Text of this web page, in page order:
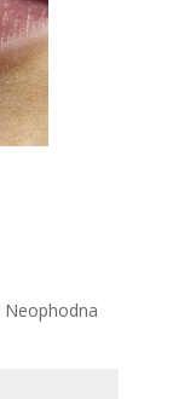
Neophodna